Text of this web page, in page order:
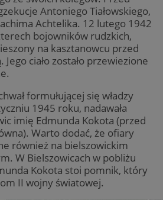
Antoniego Tiałowskiego,
Achtelika. 12 lutego 1942
bojowników rudzkich,
na kasztanowcu przed
ciało zostało przewiezione
formułującej się władzy
1945 roku, nadawała
imię Edmunda Kokota (przed
Warto dodać, że ofiary
również na bielszowickim
W Bielszowicach w pobliżu
Kokota stoi pomnik, który
II wojny światowej.